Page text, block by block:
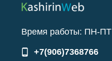
Время работы: ПН-ПТ
+7(906)7368766